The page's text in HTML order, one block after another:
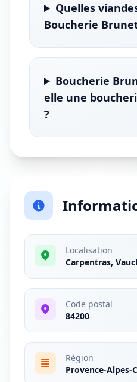
Quelles
Boucherie
Boucherie
elle une
?
Localisation
Carpentras,
Code postal
84200
Région
Provence-Alpes-